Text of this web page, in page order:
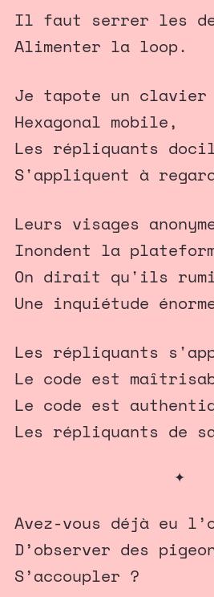
Il faut serrer les
Alimenter la loop.
Je tapote un clavier
Hexagonal mobile,
Les répliquants
S'appliquent à
Leurs visages
Inondent la
On dirait qu'ils
Une inquiétude
Les répliquants
Le code est
Le code est
Les répliquants de
✦
Avez-vous déjà eu
D’observer des
S’accoupler ?